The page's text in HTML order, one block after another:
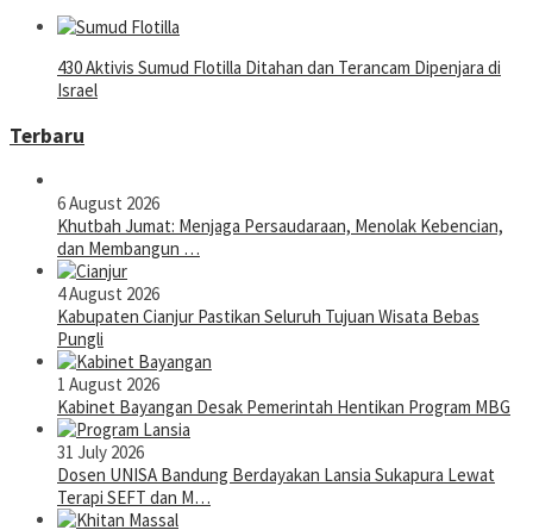
430 Aktivis Sumud Flotilla Ditahan dan Terancam Dipenjara di
Israel
Terbaru
6 August 2026
Khutbah Jumat: Menjaga Persaudaraan, Menolak Kebencian,
dan Membangun …
4 August 2026
Kabupaten Cianjur Pastikan Seluruh Tujuan Wisata Bebas
Pungli
1 August 2026
Kabinet Bayangan Desak Pemerintah Hentikan Program MBG
31 July 2026
Dosen UNISA Bandung Berdayakan Lansia Sukapura Lewat
Terapi SEFT dan M…